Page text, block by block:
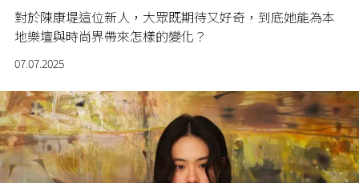
對於陳康堤這位新人，大眾既期待又好奇，到底她能為本
地樂壇與時尚界帶來怎樣的變化？
07.07.2025